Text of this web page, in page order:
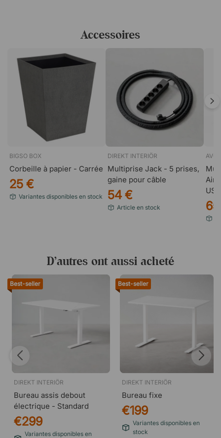
Accessoires
BIGSO BOX
Corbeille à papier - Carrée
25 €
Variantes disponibles en stock
DIREKT INTERIÖR
Multiprise Jack - 5 prises,
gaine pour câble
54 €
Article en stock
D’autres ont aussi acheté
Best-seller
DIREKT INTERIÖR
Bureau assis debout
électrique - Standard
€299
Variantes disponibles en
Best-seller
DIREKT INTERIÖR
Bureau fixe
€199
Variantes disponibles en
stock